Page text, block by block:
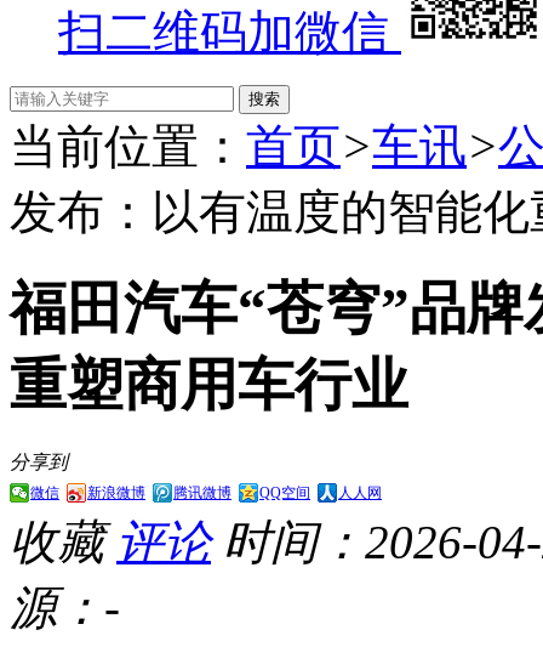
扫二维码加微信
当前位置： 首页>车讯>
发布：以有温度的智能
福田汽车“苍穹”品
重塑商用车行业
分享到
微信 新浪微博 腾讯微博 QQ空间 人人网
收藏 评论 时间：2026-
源：-